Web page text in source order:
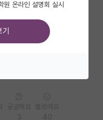
온라인 설명회 실시